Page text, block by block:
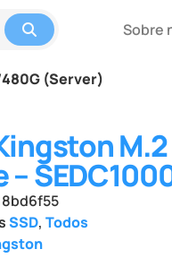
Sobre
480G (Server)
–
SSD, Todos